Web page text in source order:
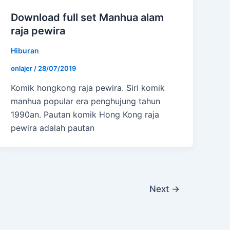
Download full set Manhua alam
raja pewira
Hiburan
onlajer / 28/07/2019
Komik hongkong raja pewira. Siri komik
manhua popular era penghujung tahun
1990an. Pautan komik Hong Kong raja
pewira adalah pautan
Next →